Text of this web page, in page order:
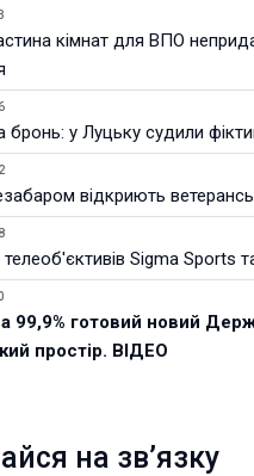
кімнат для ВПО
бронь: у Луцьку судили
відкриють
телеоб'єктивів Sigma Sports
99,9% готовий новий
простір. ВІДЕО
на зв’язку